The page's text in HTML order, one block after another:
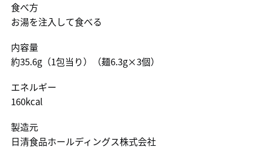
食べ方
お湯を注入して食べる
内容量
約35.6g（1包当り）（麺6.3g×3個）
エネルギー
160kcal
製造元
日清食品ホールディングス株式会社